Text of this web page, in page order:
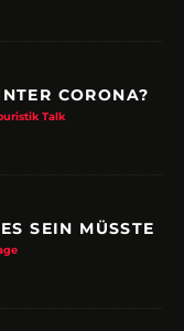
CORONA?
Talk
SEIN MÜSSTE